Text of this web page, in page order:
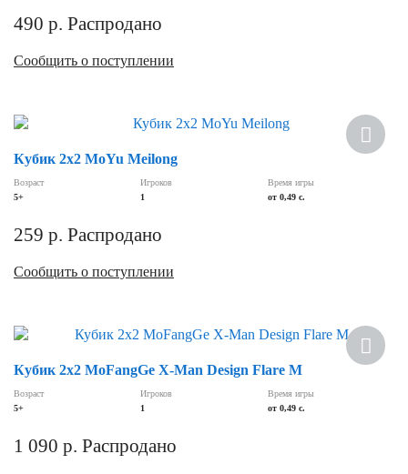
490 р. Распродано
Сообщить о поступлении
Кубик 2х2 MoYu Meilong
Возраст
5+
Игроков
1
Время игры
от 0,49 c.
259 р. Распродано
Сообщить о поступлении
Кубик 2х2 MoFangGe X-Man Design Flare M
Возраст
5+
Игроков
1
Время игры
от 0,49 с.
1 090 р. Распродано